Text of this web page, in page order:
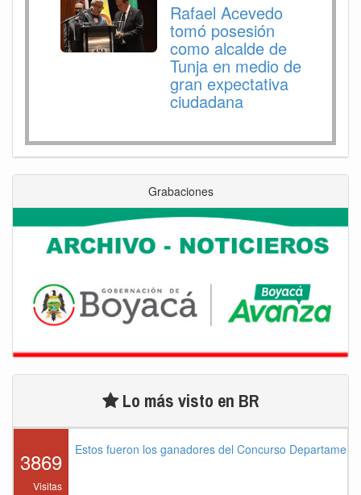
Rafael Acevedo
tomó posesión
como alcalde de
Tunja en medio de
gran expectativa
ciudadana
Grabaciones
Lo más visto en BR
3869
Visitas
Estos fueron los ganadores del Concurso